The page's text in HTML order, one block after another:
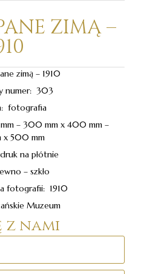
ZIMĄ –
zimą – 1910
numer: 303
fotografia
– 300 mm x 400 mm –
x 500 mm
na płótnie
– szkło
fotografii: 1910
Muzeum
z nami